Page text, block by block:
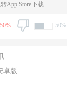
App Store下载
50% 50%
卓版